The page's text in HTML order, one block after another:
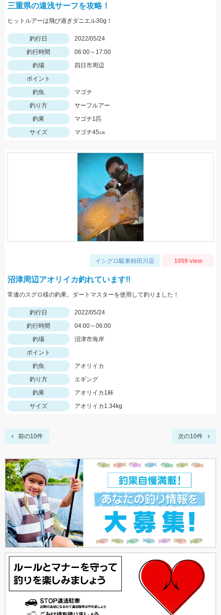
三重県の遠浅サーフを攻略！
ヒットルアーは飛び過ぎダニエル30g！
釣行日
2022/05/24
釣行時間
06:00～17:00
釣場
四日市周辺
ポイント
釣魚
マゴチ
釣り方
サーフルアー
釣果
マゴチ1匹
サイズ
マゴチ45㎝
イシグロ駿東柿田川店 1059 view
沼津周辺アオリイカ釣れています‼
常連のスグロ様の釣果。ダートマスターを使用して釣りました！
釣行日
2022/05/24
釣行時間
04:00～06:00
釣場
沼津市海岸
ポイント
釣魚
アオリイカ
釣り方
エギング
釣果
アオリイカ1杯
サイズ
アオリイカ1.34kg
前の10件 次の10件